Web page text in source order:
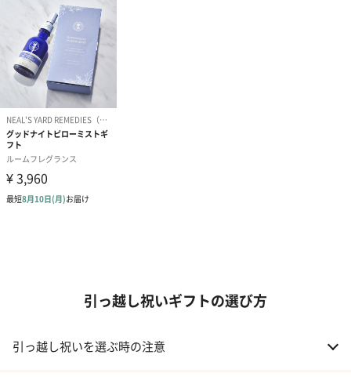
引っ越し祝いギフトの選び方
引っ越し祝いを選ぶ時の注意